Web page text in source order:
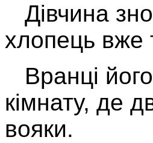
Дівчина
хлопець вже
Вранці
кімнату, де
вояки.